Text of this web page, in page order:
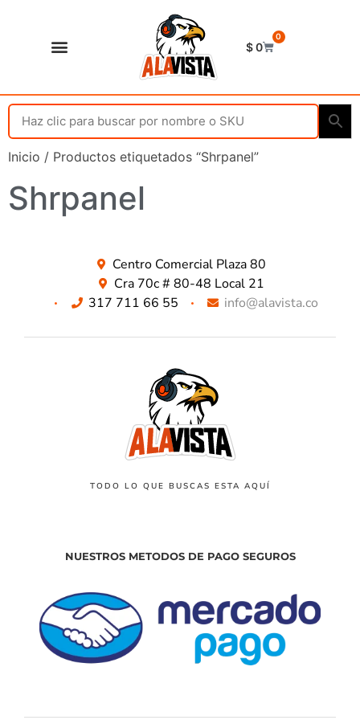
$0
0
Inicio / Productos etiquetados “Shrpanel”
Shrpanel
Centro Comercial Plaza 80
Cra 70c # 80-48 Local 21
317 711 66 55
info@alavista.co
TODO LO QUE BUSCAS ESTA AQUÍ
NUESTROS METODOS DE PAGO SEGUROS